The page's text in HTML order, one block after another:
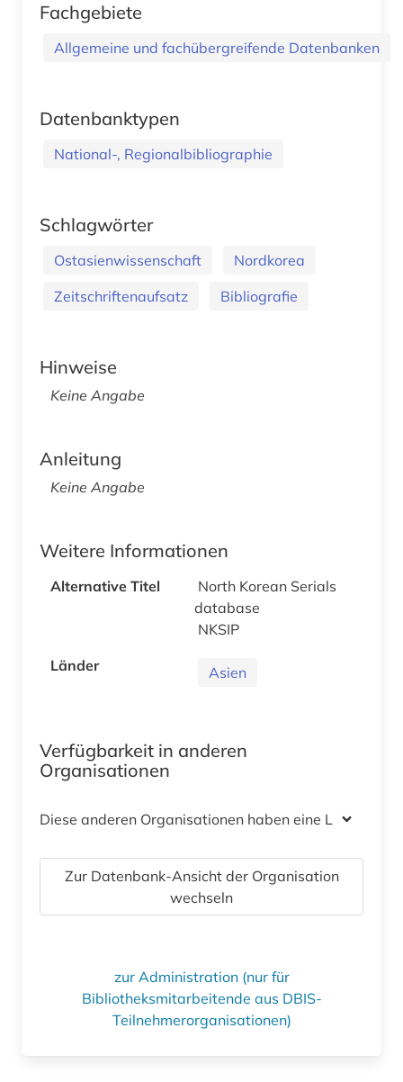
Fachgebiete
Allgemeine und fachübergreifende Datenbanken
Datenbanktypen
National-, Regionalbibliographie
Schlagwörter
Ostasienwissenschaft
Nordkorea
Zeitschriftenaufsatz
Bibliografie
Hinweise
Keine Angabe
Anleitung
Keine Angabe
Weitere Informationen
Alternative Titel
North Korean Serials
database
NKSIP
Länder
Asien
Verfügbarkeit in anderen
Organisationen
Diese anderen Organisationen haben eine Lizenz
Zur Datenbank-Ansicht der Organisation
wechseln
zur Administration (nur für
Bibliotheksmitarbeitende aus DBIS-
Teilnehmerorganisationen)